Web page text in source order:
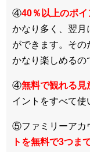
④40％以上のポイ
かなり多く、翌月
ができます。その
かなり楽しめるの
④無料で観れる見
イントをすべて使
⑤ファミリーアカ
トを無料で3つま